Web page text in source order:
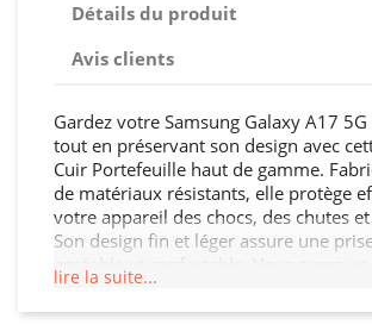
Détails du produit
Avis clients
Gardez votre Samsung Galaxy A17
tout en préservant son design avec
Cuir Portefeuille haut de gamme.
de matériaux résistants, elle protège
votre appareil des chocs, des chutes
Son design fin et léger assure une
agréable et confortable. Vous aurez un
tous les ports et boutons de votre
A17 5G grâce à sa découpe précise.
lire la suite...